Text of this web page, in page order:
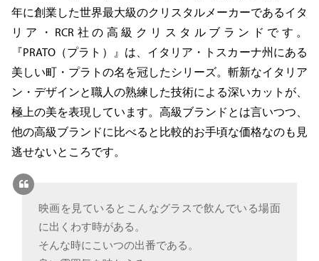
年に創業した世界最大級のクリスタルメーカーであるイタ
リア・RCR社の高級クリスタルブランドです。
『PRATO（プラト）』は、イタリア・トスカーナ州にある
美しい町・プラトの名を冠したシリーズ。斬新なイタリア
ン・デザインと職人の熟練した技術による深いカットが、
極上の美を表現しています。高級ブランドとは言いつつ、
他の高級ブランドに比べると比較的お手頃な価格なのも見
逃せないところです。
映画を見ているとこんなグラスで飲んでいる場面
に出くわす時がある。
そんな時にこいつの出番である。